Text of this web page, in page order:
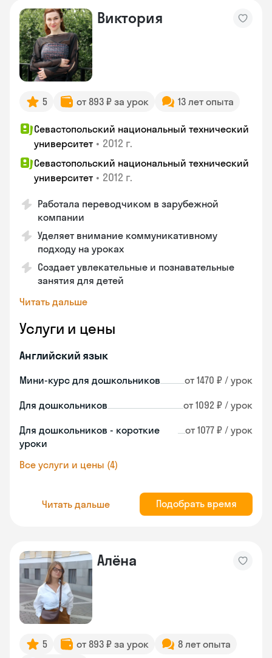
Виктория
5 от 893 ₽ за урок 13 лет опыта
Севастопольский национальный технический
университет • 2012 г.
Севастопольский национальный технический
университет • 2012 г.
Работала переводчиком в зарубежной
компании
Уделяет внимание коммуникативному
подходу на уроках
Создает увлекательные и познавательные
занятия для детей
Читать дальше
Услуги и цены
Английский язык
Мини-курс для дошкольников от 1470 ₽ / урок
Для дошкольников от 1092 ₽ / урок
Для дошкольников - короткие
уроки
от 1077 ₽ / урок
Все услуги и цены (4)
Читать дальше Подобрать время
Алёна
5 от 893 ₽ за урок
8 лет опыта